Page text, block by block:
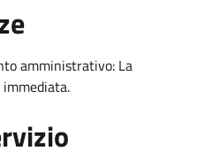
amministrativo: La